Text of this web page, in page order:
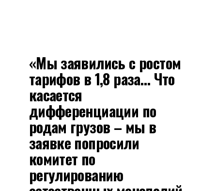
«Мы заявились с ростом
тарифов в 1,8 раза… Что
касается
дифференциации по
родам грузов – мы в
заявке попросили
комитет по
регулированию